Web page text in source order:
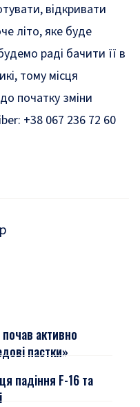
відкривати
літо, яке буде
раді бачити її в
тому місця
початку зміни
+38 067 236 72 60
почав активно
пастки»
падіння F-16 та